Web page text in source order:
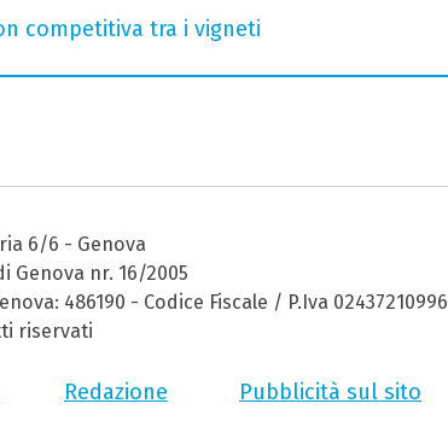
competitiva tra i vigneti
6/6 - Genova
Genova nr. 16/2005
486190 - Codice Fiscale / P.Iva 02437210996
riservati
Redazione Pubblicità sul sito